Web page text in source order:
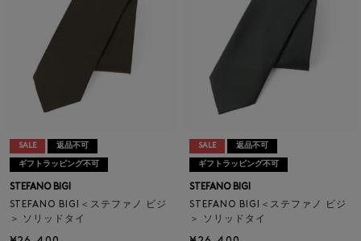
SALE 返品不可
ギフトラッピング不可
STEFANO BIGI
STEFANO BIGI＜ステファノ ビジ
＞ ソリッドタイ
SALE 返品不可
ギフトラッピング不可
STEFANO BIGI
STEFANO BIGI＜ステファノ ビジ
＞ ソリッドタイ